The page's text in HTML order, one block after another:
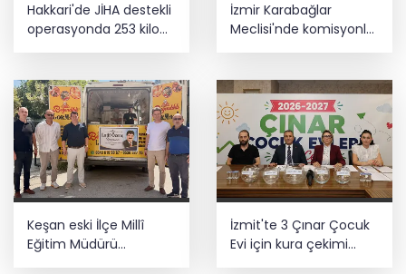
Hakkari'de JİHA destekli
operasyonda 253 kilo
esrar ele geçirildi
İzmir Karabağlar
Meclisi'nde komisyonlar
yeniden şekillendi
Keşan eski İlçe Millî
Eğitim Müdürü
İzmit'te 3 Çınar Çocuk
Evi için kura çekimi